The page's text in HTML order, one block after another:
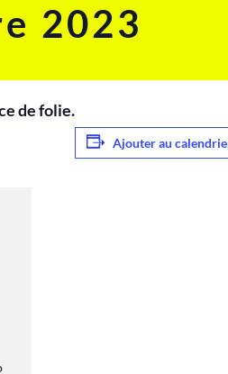
2023
de folie.
Ajouter au